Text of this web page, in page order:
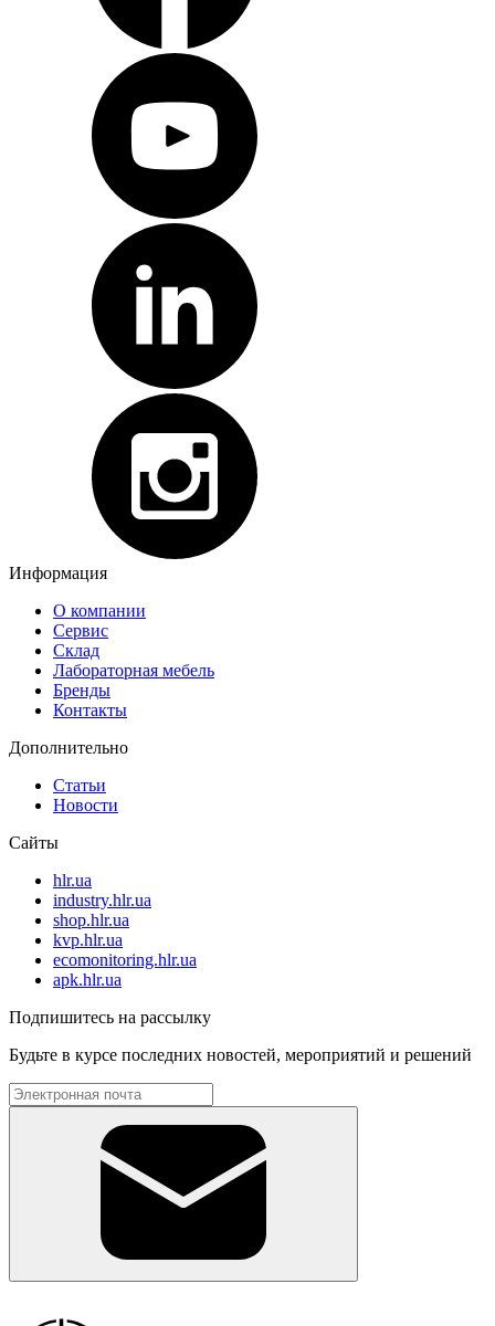
Информация
О компании
Сервис
Склад
Лабораторная мебель
Бренды
Контакты
Дополнительно
Статьи
Новости
Сайты
hlr.ua
industry.hlr.ua
shop.hlr.ua
kvp.hlr.ua
ecomonitoring.hlr.ua
apk.hlr.ua
Подпишитесь на рассылку
Будьте в курсе последних новостей, мероприятий и решений